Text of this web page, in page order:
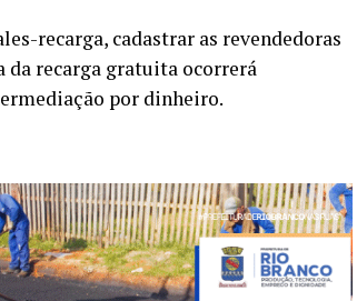
recarga, cadastrar as revendedoras
da recarga gratuita ocorrerá
por dinheiro.